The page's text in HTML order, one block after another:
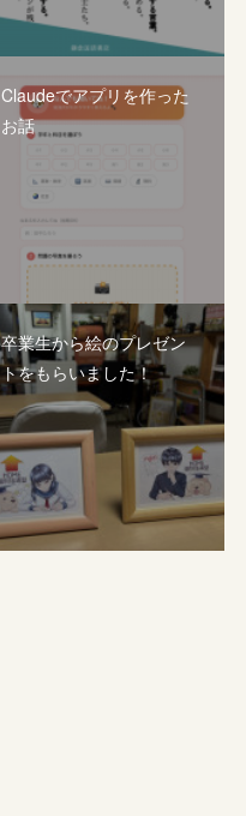
Claudeでアプリを作った
お話
卒業生から絵のプレゼン
トをもらいました！